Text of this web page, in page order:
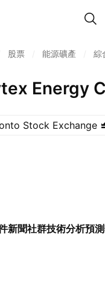
股票 能源礦產 綜
Energy
Stock Exchange
新聞社群技術分析預測